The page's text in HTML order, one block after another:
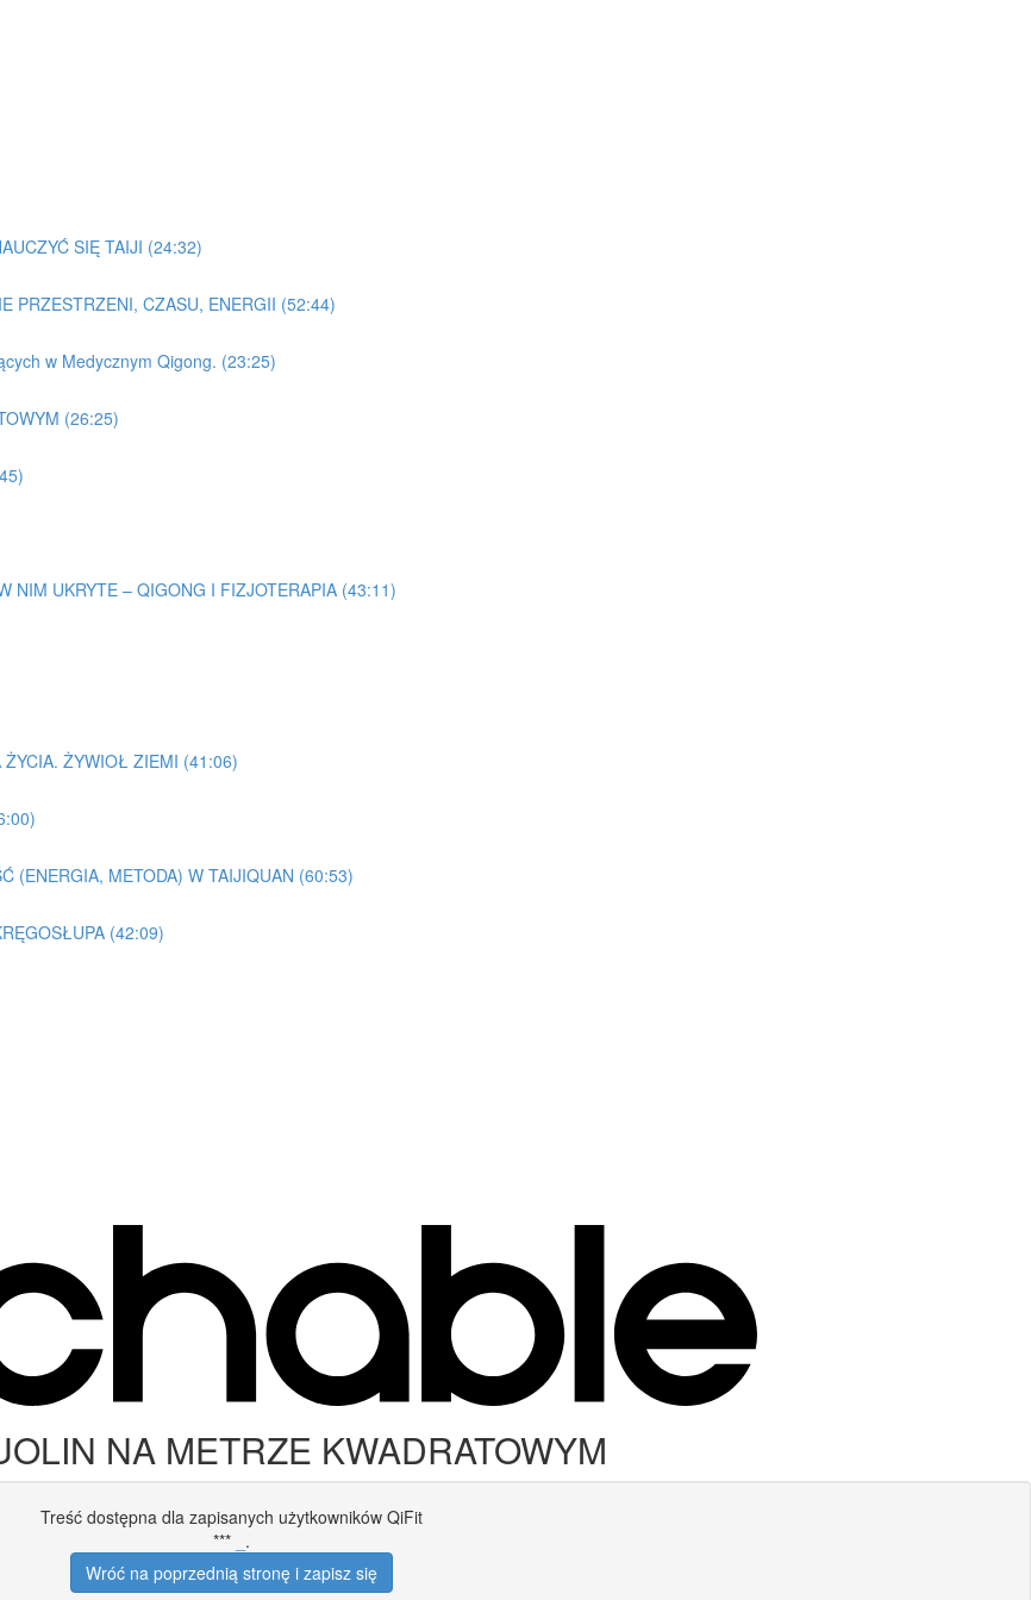
SIĘ TAIJI (24:32)
PRZESTRZENI, CZASU, ENERGII (52:44)
w Medycznym Qigong. (23:25)
(26:25)
NIM UKRYTE – QIGONG I FIZJOTERAPIA (43:11)
ŻYWIOŁ ZIEMI (41:06)
(ENERGIA, METODA) W TAIJIQUAN (60:53)
(42:09)
NA METRZE KWADRATOWYM
Treść dostępna dla zapisanych użytkowników QiFit
***
.
Wróć na poprzednią stronę i zapisz się